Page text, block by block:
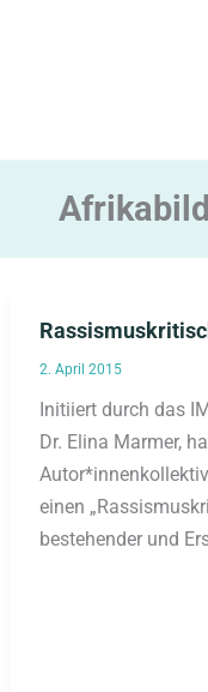
Afrikabild
2. April 2015
Initiiert durch das
Dr. Elina Marmer,
einen
bestehender und